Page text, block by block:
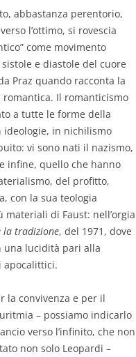
abbastanza perentorio,
l’ottimo, si rovescia
come movimento
e diastole del cuore
Praz quando racconta la
Il romanticismo
a tutte le forme della
ideologie, in nichilismo
vi sono nati il nazismo,
infine, quello che hanno
del profitto,
con la sua teologia
di Faust: nell’orgia
la tradizione, del 1971, dove
una lucidità pari alla
apocalittici.
la convivenza e per il
– possiamo indicarlo
verso l’infinito, che non
non solo Leopardi –